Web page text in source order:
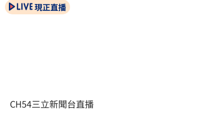
現正直播
CH54三立新聞台直播